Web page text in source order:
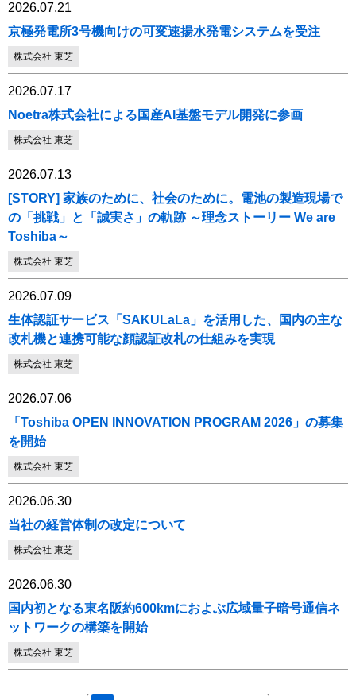
2026.07.21
京極発電所3号機向けの可変速揚水発電システムを受注
株式会社 東芝
2026.07.17
Noetra株式会社による国産AI基盤モデル開発に参画
株式会社 東芝
2026.07.13
[STORY] 家族のために、社会のために。電池の製造現場で
の「挑戦」と「誠実さ」の軌跡 ～理念ストーリー We are
Toshiba～
株式会社 東芝
2026.07.09
生体認証サービス「SAKULaLa」を活用した、国内の主な
改札機と連携可能な顔認証改札の仕組みを実現
株式会社 東芝
2026.07.06
「Toshiba OPEN INNOVATION PROGRAM 2026」の募集
を開始
株式会社 東芝
2026.06.30
当社の経営体制の改定について
株式会社 東芝
2026.06.30
国内初となる東名阪約600kmにおよぶ広域量子暗号通信ネ
ットワークの構築を開始
株式会社 東芝